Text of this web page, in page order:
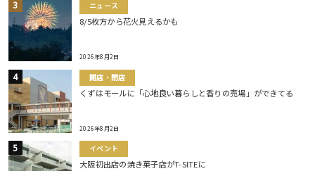
ニュース
8/5枚方から花火見えるかも
2026年8月2日
開店・閉店
くずはモールに「心地良い暮らしと香りの売場」ができてる
2026年8月2日
イベント
大阪初出店の焼き菓子店がT-SITEに